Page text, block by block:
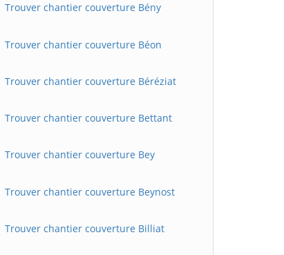
Trouver chantier couverture Bény
Trouver chantier couverture Béon
Trouver chantier couverture Béréziat
Trouver chantier couverture Bettant
Trouver chantier couverture Bey
Trouver chantier couverture Beynost
Trouver chantier couverture Billiat